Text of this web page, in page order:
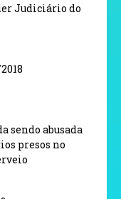
Judiciário do
sendo abusada
presos no